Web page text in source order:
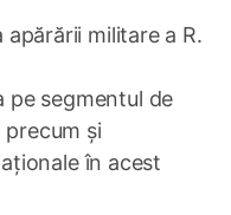
militare a R.
pe segmentul de
și
în acest